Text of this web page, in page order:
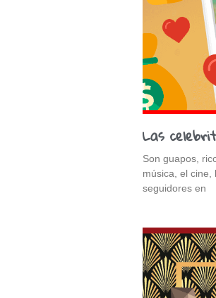
Las
Son guapos,
música, el cine,
seguidores en